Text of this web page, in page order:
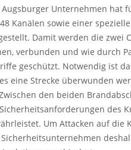
Augsburger Unternehmen hat
Kanälen sowie einer
Damit werden die zwei
verbunden und wie durch
geschützt. Notwendig ist
eine Strecke überwunden
den beiden
des
Um Attacken auf die